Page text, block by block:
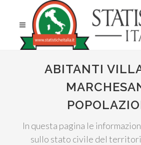
ABITANTI
In questa pagina le
sullo stato civile del